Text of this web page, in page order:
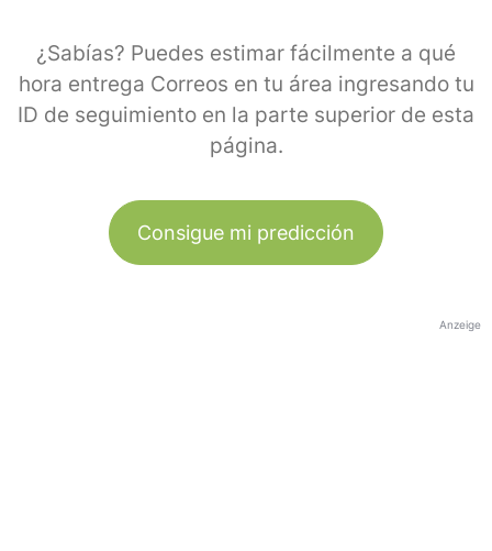
¿Sabías? Puedes estimar fácilmente a qué
hora entrega Correos en tu área ingresando tu
ID de seguimiento en la parte superior de esta
página.
Consigue mi predicción
Anzeige